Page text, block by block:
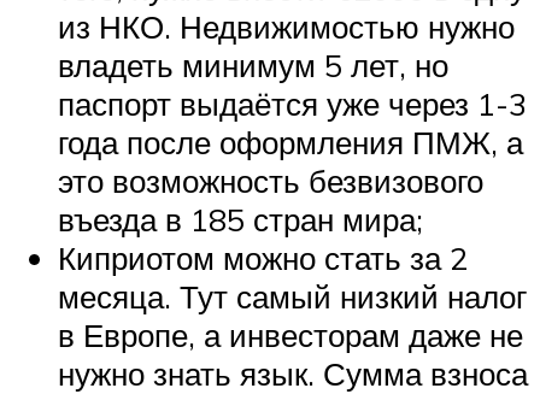
из НКО. Недвижимостью нужно
владеть минимум 5 лет, но
паспорт выдаётся уже через 1-3
года после оформления ПМЖ, а
это возможность безвизового
въезда в 185 стран мира;
Киприотом можно стать за 2
месяца. Тут самый низкий налог
в Европе, а инвесторам даже не
нужно знать язык. Сумма взноса